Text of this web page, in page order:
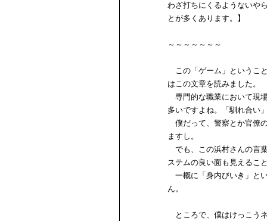
わざ打ちにくるようないや
とが多くあります。】
～～～～～～～
この「ゲーム」というこ
はこの文章を読みました。
専門的な職業において現
多いですよね。「馴れ合い
僕だって、警察とか官僚
ますし。
でも、この浜村さんの言
ステムの良い面も見えるこ
一概に「身内びいき」と
ん。
ところで、僕はけっこう